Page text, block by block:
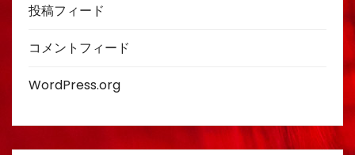
投稿フィード
コメントフィード
WordPress.org